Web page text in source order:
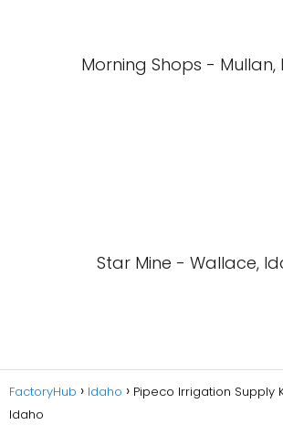
Morning Shops - Mullan,
Star Mine - Wallace,
FactoryHub Idaho
Pipeco Irrigation Supply
Idaho